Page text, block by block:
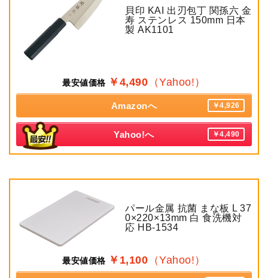
貝印 KAI 出刃包丁 関孫六 金
寿 ステンレス 150mm 日本
製 AK1101
最安値価格 ￥4,490 （Yahoo!）
Amazonへ ￥4,926
Yahoo!へ ￥4,490
パール金属 抗菌 まな板 L 37
0×220×13mm 白 食洗機対
応 HB-1534
最安値価格 ￥1,100 （Yahoo!）